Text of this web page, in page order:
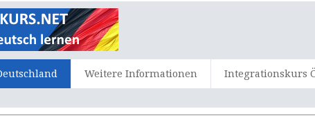
Weitere Informationen Integrationskurs